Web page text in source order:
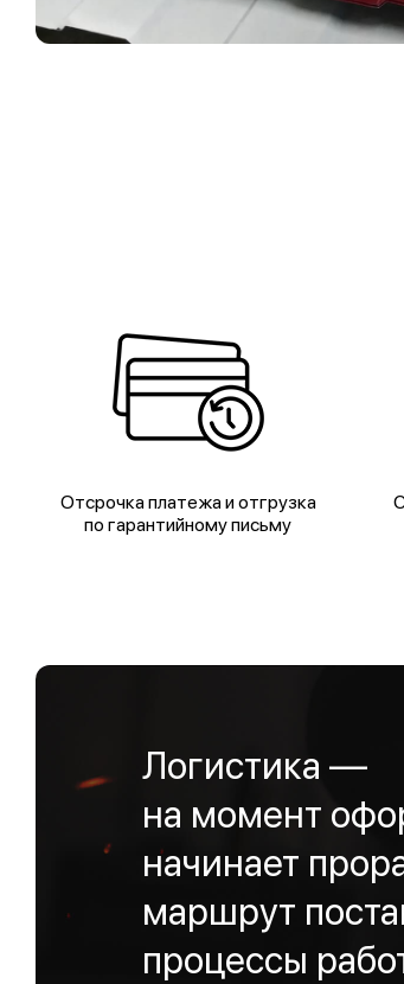
Отсрочка платежа и отгрузка
по гарантийному письму
Логистика —
на момент
начинает
маршрут
процессы